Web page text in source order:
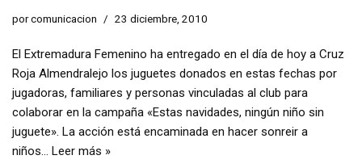
porcomunicacion 23 diciembre, 2010
El Extremadura Femenino ha entregado en el día de hoy a Cruz
Roja Almendralejo los juguetes donados en estas fechas por
jugadoras, familiares y personas vinculadas al club para
colaborar en la campaña «Estas navidades, ningún niño sin
juguete». La acción está encaminada en hacer sonreir a
niños… Leer más »